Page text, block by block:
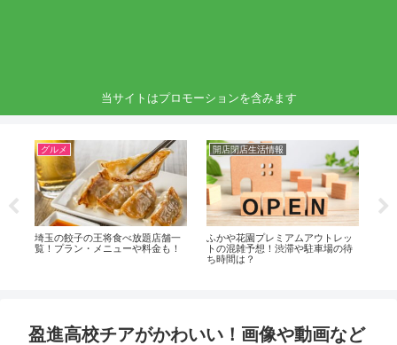
当サイトはプロモーションを含みます
グルメ
埼玉の餃子の王将食べ放題店舗一
覧！プラン・メニューや料金も！
開店閉店生活情報
ふかや花園プレミアムアウトレッ
トの混雑予想！渋滞や駐車場の待
ち時間は？
盈進高校チアがかわいい！画像や動画など